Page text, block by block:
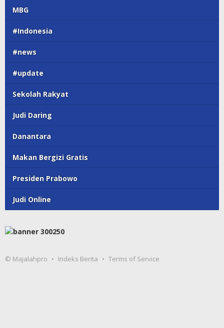
MBG
#Indonesia
#news
#update
Sekolah Rakyat
Judi Daring
Danantara
Makan Bergizi Gratis
Presiden Prabowo
Judi Online
© Majalahpro Indeks Berita Terms of Service